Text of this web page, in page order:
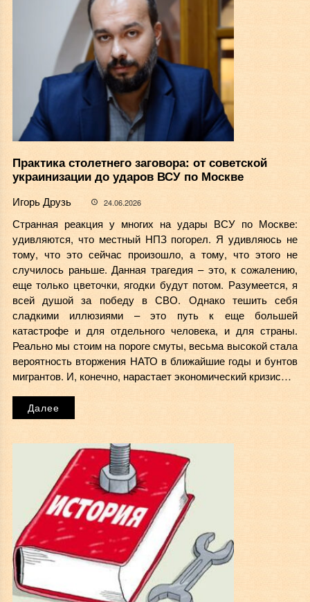
Практика столетнего заговора: от советской
украинизации до ударов ВСУ по Москве
Игорь Друзь 24.06.2026
Странная реакция у многих на удары ВСУ по Москве:
удивляются, что местный НПЗ погорел. Я удивляюсь не
тому, что это сейчас произошло, а тому, что этого не
случилось раньше. Данная трагедия – это, к сожалению,
еще только цветочки, ягодки будут потом. Разумеется, я
всей душой за победу в СВО. Однако тешить себя
сладкими иллюзиями – это путь к еще большей
катастрофе и для отдельного человека, и для страны.
Реально мы стоим на пороге смуты, весьма высокой стала
вероятность вторжения НАТО в ближайшие годы и бунтов
мигрантов. И, конечно, нарастает экономический кризис…
Далее